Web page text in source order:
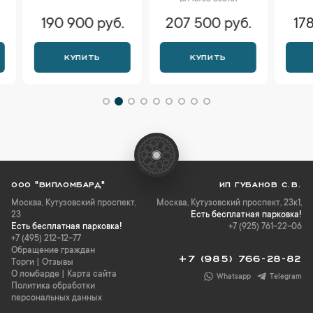
190 900 руб.
КУПИТЬ
207 500 руб.
КУПИТЬ
ООО "ВИПЛОМБАРД"
Москва, Кутузовский проспект,
23
Есть бесплатная парковка!
+7 (495) 212-12-77
Обращение граждан
Торги
Отзывы
О ломбарде
Карта сайта
Политика обработки
персональных данных
ИП ГУБАНОВ С.В.
Москва, Кутузовский проспект, 23к1,
Есть бесплатная парковка!
+7 (925) 761-22-06
+7 (985) 766-28-82
Whatsapp Telegram